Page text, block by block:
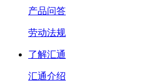
产品问答
劳动法规
了解汇通
汇通介绍